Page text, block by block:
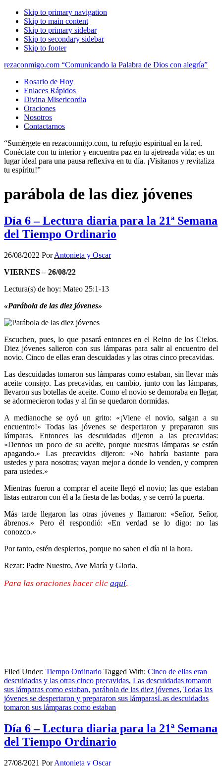
Skip to primary navigation
Skip to main content
Skip to primary sidebar
Skip to secondary sidebar
Skip to footer
rezaconmigo.com “Comunicando la Palabra de Dios con alegría”
Rosario de Hoy
Enlaces Rápidos
Divina Misericordia
Oraciones
Nosotros
Contactarnos
“Sumérgete en rezaconmigo.com, tu refugio espiritual en la red.
Conéctate con tu interior y encuentra paz en tu ajetreada vida; es un
lugar ideal para una pausa reflexiva en tu día. ¡Visítanos y revitaliza
tu espíritu!”
parábola de las diez jóvenes
Día 6 – Lectura diaria para la 21ª Semana
del Tiempo Ordinario
26/08/2022 PorAntonieta y Oscar
VIERNES – 26/08/22
Lectura(s) de hoy: Mateo 25:1-13
«Parábola de las diez jóvenes»
Escuchen, pues, lo que pasará entonces en el Reino de los Cielos.
Diez jóvenes salieron con sus lámparas para salir al encuentro del
novio. Cinco de ellas eran descuidadas y las otras cinco precavidas.
Las descuidadas tomaron sus lámparas como estaban, sin llevar más
aceite consigo. Las precavidas, en cambio, junto con las lámparas,
llevaron sus botellas de aceite. Como el novio se demoraba en llegar,
se adormecieron todas y al fin se quedaron dormidas.
A medianoche se oyó un grito: «¡Viene el novio, salgan a su
encuentro!» Todas las jóvenes se despertaron y prepararon sus
lámparas. Entonces las descuidadas dijeron a las precavidas:
«Dennos un poco de su aceite, porque nuestras lámparas se están
apagando.» Las precavidas dijeron: «No habría bastante para
ustedes y para nosotras; vayan mejor a donde lo venden, y compren
para ustedes.»
Mientras fueron a comprar el aceite llegó el novio; las que estaban
listas entraron con él a la fiesta de las bodas, y se cerró la puerta.
Más tarde llegaron las otras jóvenes y llamaron: «Señor, Señor,
ábrenos.» Pero él respondió: «En verdad se lo digo: no las
conozco.»
Por tanto, estén despiertos, porque no saben el día ni la hora.
Rezar: Padre Nuestro, Ave María y Gloria.
Para las oraciones hacer clic aquí.
Filed Under: Tiempo Ordinario Tagged With: Cinco de ellas eran
descuidadas y las otras cinco precavidas, Las descuidadas tomaron
sus lámparas como estaban, parábola de las diez jóvenes, Todas las
jóvenes se despertaron y prepararon sus lámparasLas descuidadas
tomaron sus lámparas como estaban
Día 6 – Lectura diaria para la 21ª Semana
del Tiempo Ordinario
27/08/2021 PorAntonieta y Oscar